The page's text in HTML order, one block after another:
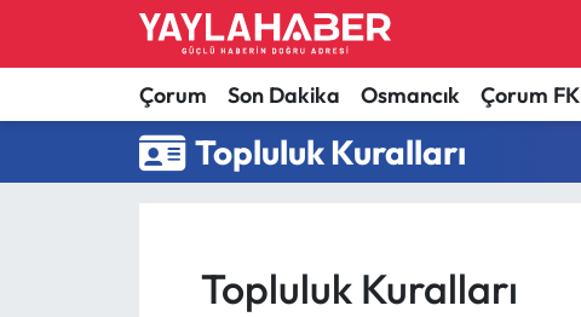
Çorum Son Dakika Osmancık Çorum FK
Topluluk Kuralları
Topluluk Kuralları
Alaca Haberleri
Bayat Haberleri
Bilim ve Teknoloji
Çorum Nöbetçi Eczaneler
Çorum Hava Durumu
Çorum Trafik Yoğunluk Haritası